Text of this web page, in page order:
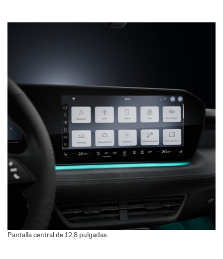
Pantalla central de 12,8 pulgadas.